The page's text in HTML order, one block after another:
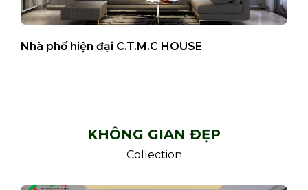
Nhà phố hiện đại C.T.M.C HOUSE
KHÔNG GIAN ĐẸP
Collection